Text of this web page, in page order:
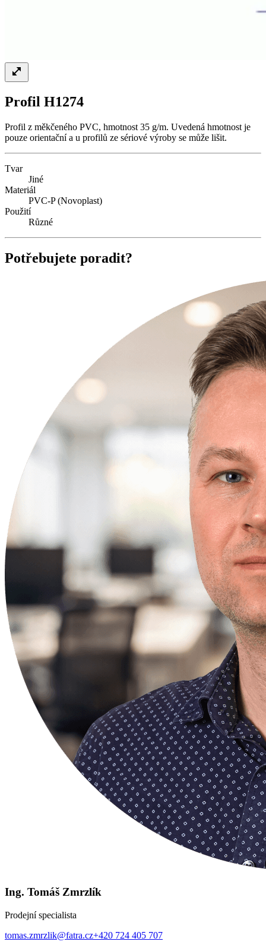
Profil H1274
Profil z měkčeného PVC, hmotnost 35 g/m. Uvedená hmotnost je
pouze orientační a u profilů ze sériové výroby se může lišit.
Tvar
Jiné
Materiál
PVC-P (Novoplast)
Použití
Různé
Potřebujete poradit?
Ing. Tomáš Zmrzlík
Prodejní specialista
tomas.zmrzlik@fatra.cz+420 724 405 707